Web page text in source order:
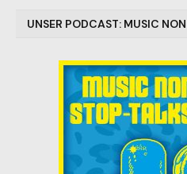
UNSER PODCAST: MUSIC